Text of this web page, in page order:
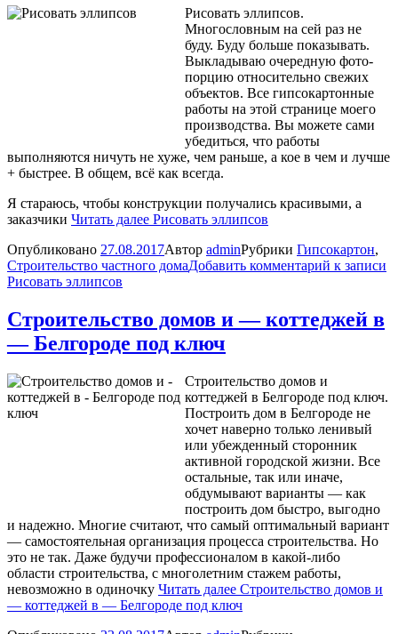
Рисовать эллипсов.
Многословным на сей раз не
буду. Буду больше показывать.
Выкладываю очередную фото-
порцию относительно свежих
объектов. Все гипсокартонные
работы на этой странице моего
производства. Вы можете сами
убедиться, что работы
выполняются ничуть не хуже, чем раньше, а кое в чем и лучше
+ быстрее. В общем, всё как всегда.
Я стараюсь, чтобы конструкции получались красивыми, а
заказчики Читать далее Рисовать эллипсов
Опубликовано 27.08.2017Автор adminРубрики Гипсокартон,
Строительство частного домаДобавить комментарий к записи
Рисовать эллипсов
Строительство домов и — коттеджей в
— Белгороде под ключ
Строительство домов и
коттеджей в Белгороде под ключ.
Построить дом в Белгороде не
хочет наверно только ленивый
или убежденный сторонник
активной городской жизни. Все
остальные, так или иначе,
обдумывают варианты — как
построить дом быстро, выгодно
и надежно. Многие считают, что самый оптимальный вариант
— самостоятельная организация процесса строительства. Но
это не так. Даже будучи профессионалом в какой-либо
области строительства, с многолетним стажем работы,
невозможно в одиночку Читать далее Строительство домов и
— коттеджей в — Белгороде под ключ